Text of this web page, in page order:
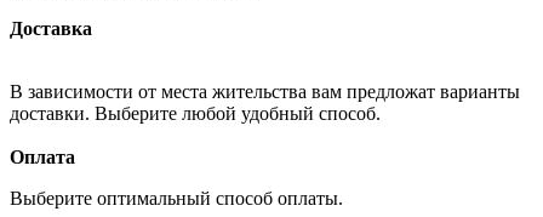
Доставка
В зависимости от места жительства вам предложат варианты
доставки. Выберите любой удобный способ.
Оплата
Выберите оптимальный способ оплаты.